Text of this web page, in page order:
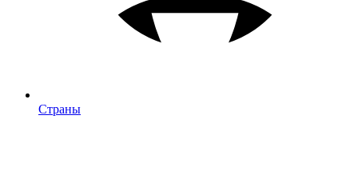
Страны